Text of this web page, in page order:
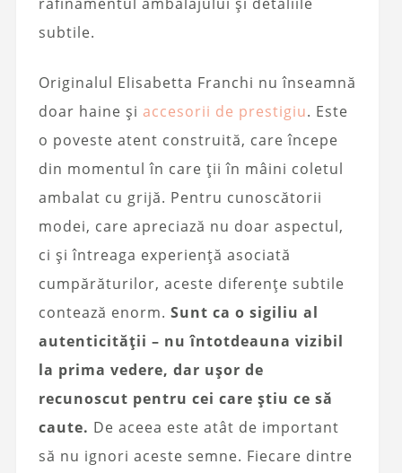
subtile.
Originalul Elisabetta Franchi nu înseamnă
doar haine și accesorii de prestigiu. Este
o poveste atent construită, care începe
din momentul în care ții în mâini coletul
ambalat cu grijă. Pentru cunoscătorii
modei, care apreciază nu doar aspectul,
ci și întreaga experiență asociată
cumpărăturilor, aceste diferențe subtile
contează enorm. Sunt ca o sigiliu al
autenticității – nu întotdeauna vizibil
la prima vedere, dar ușor de
recunoscut pentru cei care știu ce să
caute. De aceea este atât de important
să nu ignori aceste semne. Fiecare dintre